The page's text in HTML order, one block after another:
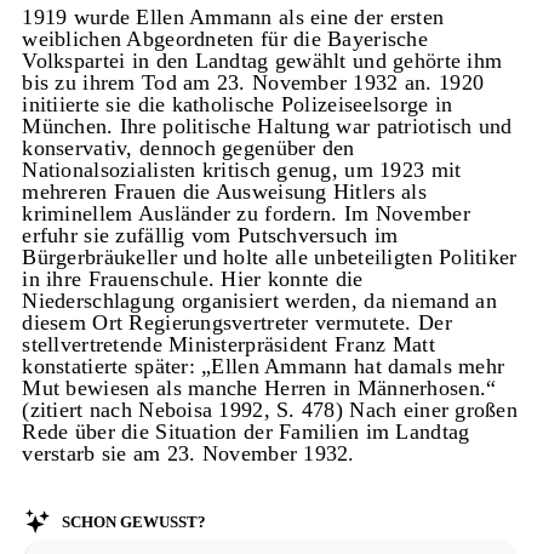
1919 wurde Ellen Ammann als eine der ersten
weiblichen Abgeordneten für die Bayerische
Volkspartei in den Landtag gewählt und gehörte ihm
bis zu ihrem Tod am 23. November 1932 an. 1920
initiierte sie die katholische Polizeiseelsorge in
München. Ihre politische Haltung war patriotisch und
konservativ, dennoch gegenüber den
Nationalsozialisten kritisch genug, um 1923 mit
mehreren Frauen die Ausweisung Hitlers als
kriminellem Ausländer zu fordern. Im November
erfuhr sie zufällig vom Putschversuch im
Bürgerbräukeller und holte alle unbeteiligten Politiker
in ihre Frauenschule. Hier konnte die
Niederschlagung organisiert werden, da niemand an
diesem Ort Regierungsvertreter vermutete. Der
stellvertretende Ministerpräsident Franz Matt
konstatierte später: „Ellen Ammann hat damals mehr
Mut bewiesen als manche Herren in Männerhosen.“
(zitiert nach Neboisa 1992, S. 478) Nach einer großen
Rede über die Situation der Familien im Landtag
verstarb sie am 23. November 1932.
Schon gewusst?